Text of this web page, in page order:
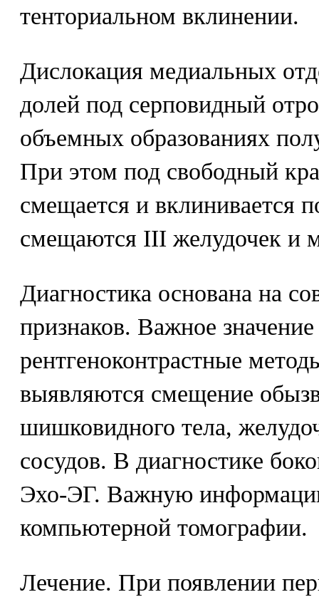
тенториальном вклинении.
Дислокация медиальных
долей под серповидный
объемных образованиях
При этом под свободный
смещается и вклинивается
смещаются III желудочек и
Диагностика основана на
признаков. Важное
рентгеноконтрастные
выявляются смещение
шишковидного тела,
сосудов. В диагностике
Эхо-ЭГ. Важную
компьютерной томографии.
Лечение. При появлении